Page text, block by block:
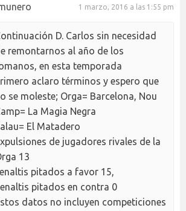
1 marzo, 2016 a las 1:55 pm
D. Carlos sin necesidad
remontarnos al año de los
en esta temporada
aclaro términos y espero que
se moleste; Orga= Barcelona, Nou
La Magia Negra
El Matadero
de jugadores rivales de la
13
pitados a favor 15,
pitados en contra 0
datos no incluyen competiciones